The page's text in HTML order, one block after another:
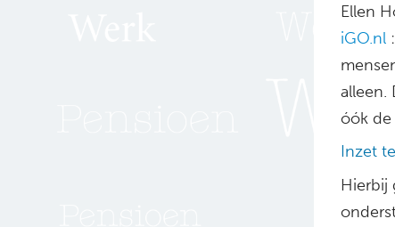
Ellen
iGO.nl
alleen.
óók de
Inzet
Hierbij